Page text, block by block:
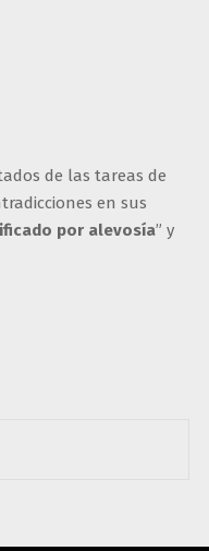
de las tareas de
en sus
por alevosía” y